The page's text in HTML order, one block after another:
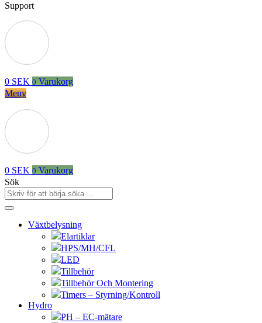
Support
0 SEK 0 Varukorg
Meny
0 SEK 0 Varukorg
Sök
Växtbelysning
Elartiklar
HPS/MH/CFL
LED
Tillbehör
Tillbehör Och Montering
Timers – Styrning/Kontroll
Hydro
PH – EC-mätare